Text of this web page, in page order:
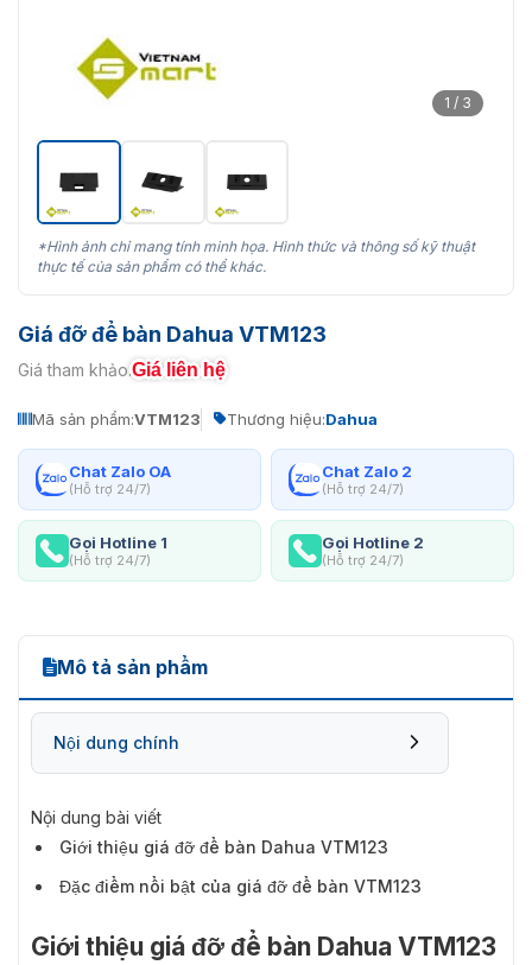
1 / 3
*Hình ảnh chỉ mang tính minh họa. Hình thức và thông số kỹ thuật
thực tế của sản phẩm có thể khác.
Giá đỡ để bàn Dahua VTM123
Giá tham khảo:Giá liên hệ
Mã sản phẩm:VTM123 Thương hiệu:Dahua
Chat Zalo OA
(Hỗ trợ 24/7)
Chat Zalo 2
(Hỗ trợ 24/7)
Gọi Hotline 1
(Hỗ trợ 24/7)
Gọi Hotline 2
(Hỗ trợ 24/7)
Mô tả sản phẩm
Nội dung chính
Nội dung bài viết
Giới thiệu giá đỡ để bàn Dahua VTM123
Đặc điểm nổi bật của giá đỡ để bàn VTM123
Giới thiệu giá đỡ để bàn Dahua VTM123